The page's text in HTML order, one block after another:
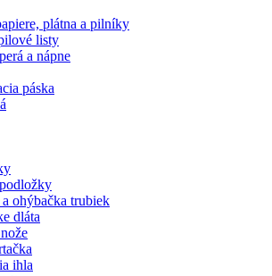
plátna a pilníky
listy
a nápne
páska
a ohýbačka trubiek
dláta
ihla